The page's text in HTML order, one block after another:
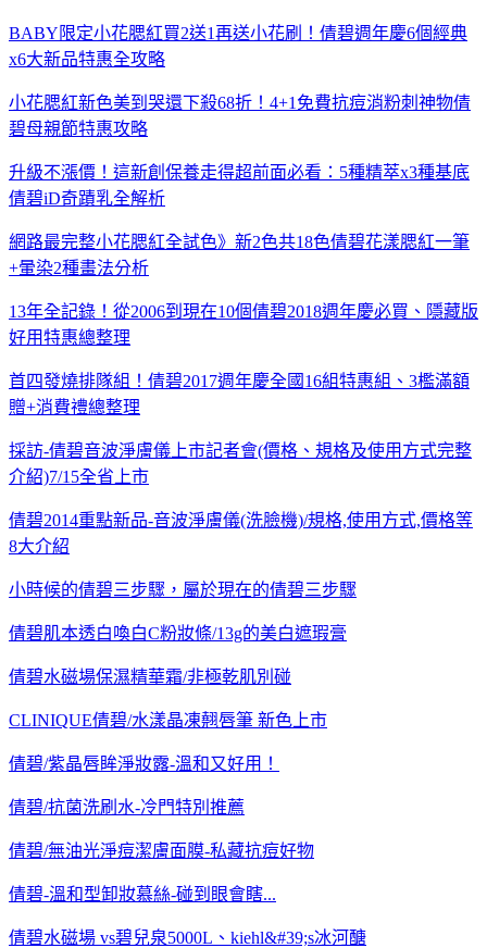
BABY限定小花腮紅買2送1再送小花刷！倩碧週年慶6個經典
x6大新品特惠全攻略
小花腮紅新色美到哭還下殺68折！4+1免費抗痘消粉刺神物倩
碧母親節特惠攻略
升級不漲價！這新創保養走得超前面必看：5種精萃x3種基底
倩碧iD奇蹟乳全解析
網路最完整小花腮紅全試色》新2色共18色倩碧花漾腮紅一筆
+暈染2種畫法分析
13年全記錄！從2006到現在10個倩碧2018週年慶必買、隱藏版
好用特惠總整理
首四發燒排隊組！倩碧2017週年慶全國16組特惠組、3檻滿額
贈+消費禮總整理
採訪-倩碧音波淨膚儀上市記者會(價格、規格及使用方式完整
介紹)7/15全省上市
倩碧2014重點新品-音波淨膚儀(洗臉機)/規格,使用方式,價格等
8大介紹
小時候的倩碧三步驟，屬於現在的倩碧三步驟
倩碧肌本透白喚白C粉妝條/13g的美白遮瑕膏
倩碧水磁場保濕精華霜/非極乾肌別碰
CLINIQUE倩碧/水漾晶凍翹唇筆 新色上市
倩碧/紫晶唇眸淨妝露-溫和又好用！
倩碧/抗菌洗刷水-冷門特別推薦
倩碧/無油光淨痘潔膚面膜-私藏抗痘好物
倩碧-溫和型卸妝慕絲-碰到眼會瞎...
倩碧水磁場 vs碧兒泉5000L、kiehl&#39;s冰河醣